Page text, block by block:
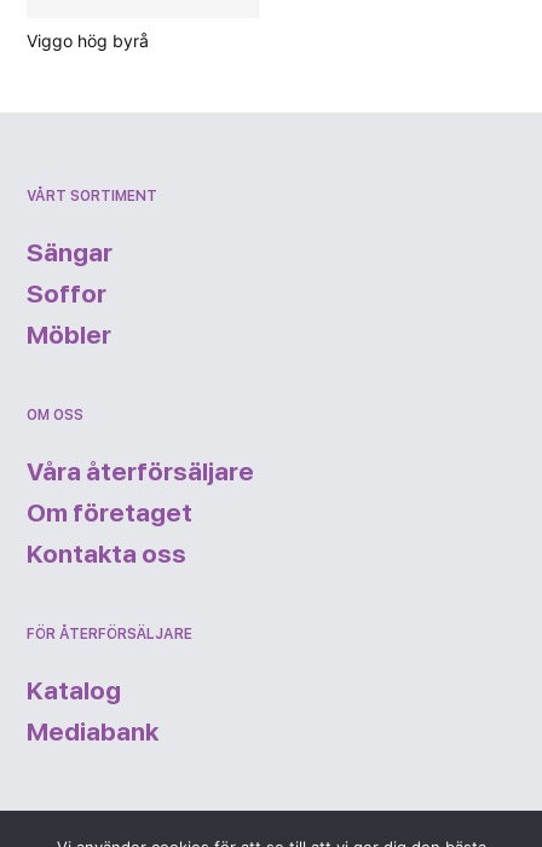
Viggo hög byrå
VÅRT SORTIMENT
Sängar
Soffor
Möbler
OM OSS
Våra återförsäljare
Om företaget
Kontakta oss
FÖR ÅTERFÖRSÄLJARE
Katalog
Mediabank